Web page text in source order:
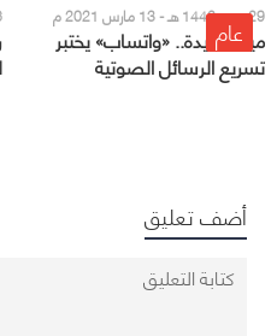
عام 29 رجب 1442 هـ - 13 مارس 2021 م
ميزة جديدة.. «واتساب» يختبر
تسريع الرسائل الصوتية
26
أضف تعليق